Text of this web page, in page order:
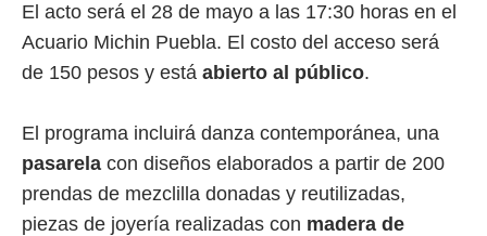
El acto será el 28 de mayo a las 17:30 horas en el
Acuario Michin Puebla. El costo del acceso será
de 150 pesos y está abierto al público.
El programa incluirá danza contemporánea, una
pasarela con diseños elaborados a partir de 200
prendas de mezclilla donadas y reutilizadas,
piezas de joyería realizadas con madera de